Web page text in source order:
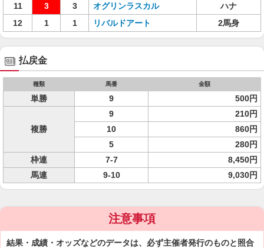
11
3 3 オグリンラスカル
ハナ
12
1 1 リバルドアート 2馬身
払戻金
種類 馬番 金額
単勝 9 500円
複勝
9
210円
10
860円
5
280円
枠連
7-7
8,450円
馬連
9-10 9,030円
注意事項
結果・成績・オッズなどのデータは、必ず主催者発行のものと照合